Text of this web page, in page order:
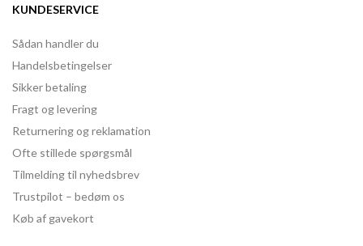
KUNDESERVICE
Sådan handler du
Handelsbetingelser
Sikker betaling
Fragt og levering
Returnering og reklamation
Ofte stillede spørgsmål
Tilmelding til nyhedsbrev
Trustpilot – bedøm os
Køb af gavekort